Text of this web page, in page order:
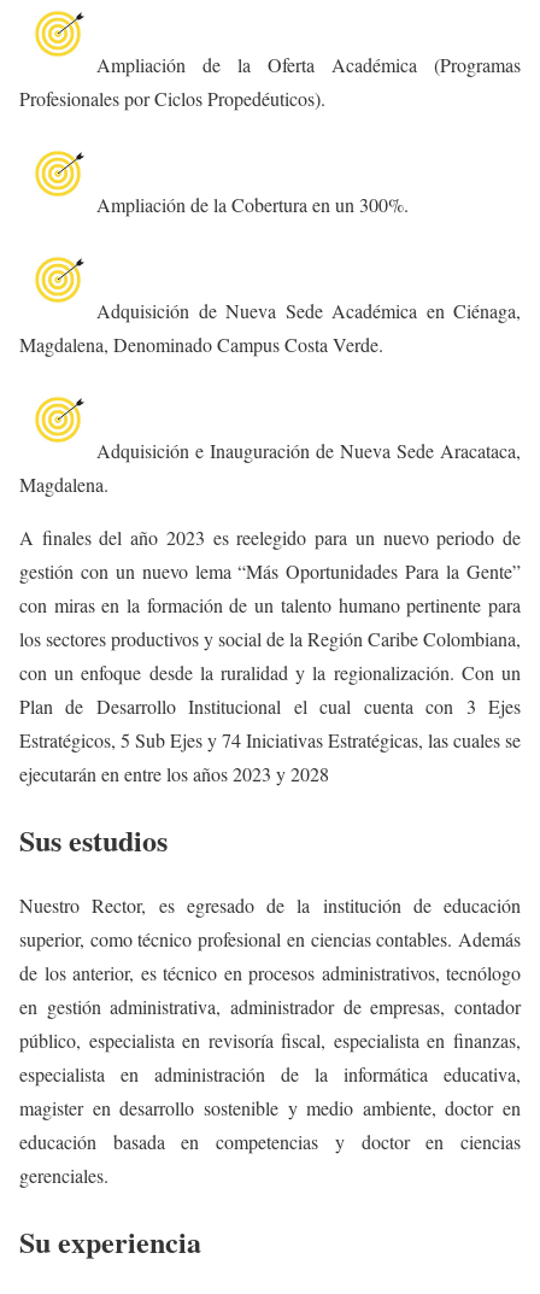
Ampliación de la Oferta Académica (Programas
Profesionales por Ciclos Propedéuticos).
Ampliación de la Cobertura en un 300%.
Adquisición de Nueva Sede Académica en Ciénaga,
Magdalena, Denominado Campus Costa Verde.
Adquisición e Inauguración de Nueva Sede Aracataca,
Magdalena.
A finales del año 2023 es reelegido para un nuevo periodo de
gestión con un nuevo lema “Más Oportunidades Para la Gente”
con miras en la formación de un talento humano pertinente para
los sectores productivos y social de la Región Caribe Colombiana,
con un enfoque desde la ruralidad y la regionalización. Con un
Plan de Desarrollo Institucional el cual cuenta con 3 Ejes
Estratégicos, 5 Sub Ejes y 74 Iniciativas Estratégicas, las cuales se
ejecutarán en entre los años 2023 y 2028
Sus estudios
Nuestro Rector, es egresado de la institución de educación
superior, como técnico profesional en ciencias contables. Además
de los anterior, es técnico en procesos administrativos, tecnólogo
en gestión administrativa, administrador de empresas, contador
público, especialista en revisoría fiscal, especialista en finanzas,
especialista en administración de la informática educativa,
magister en desarrollo sostenible y medio ambiente, doctor en
educación basada en competencias y doctor en ciencias
gerenciales.
Su experiencia